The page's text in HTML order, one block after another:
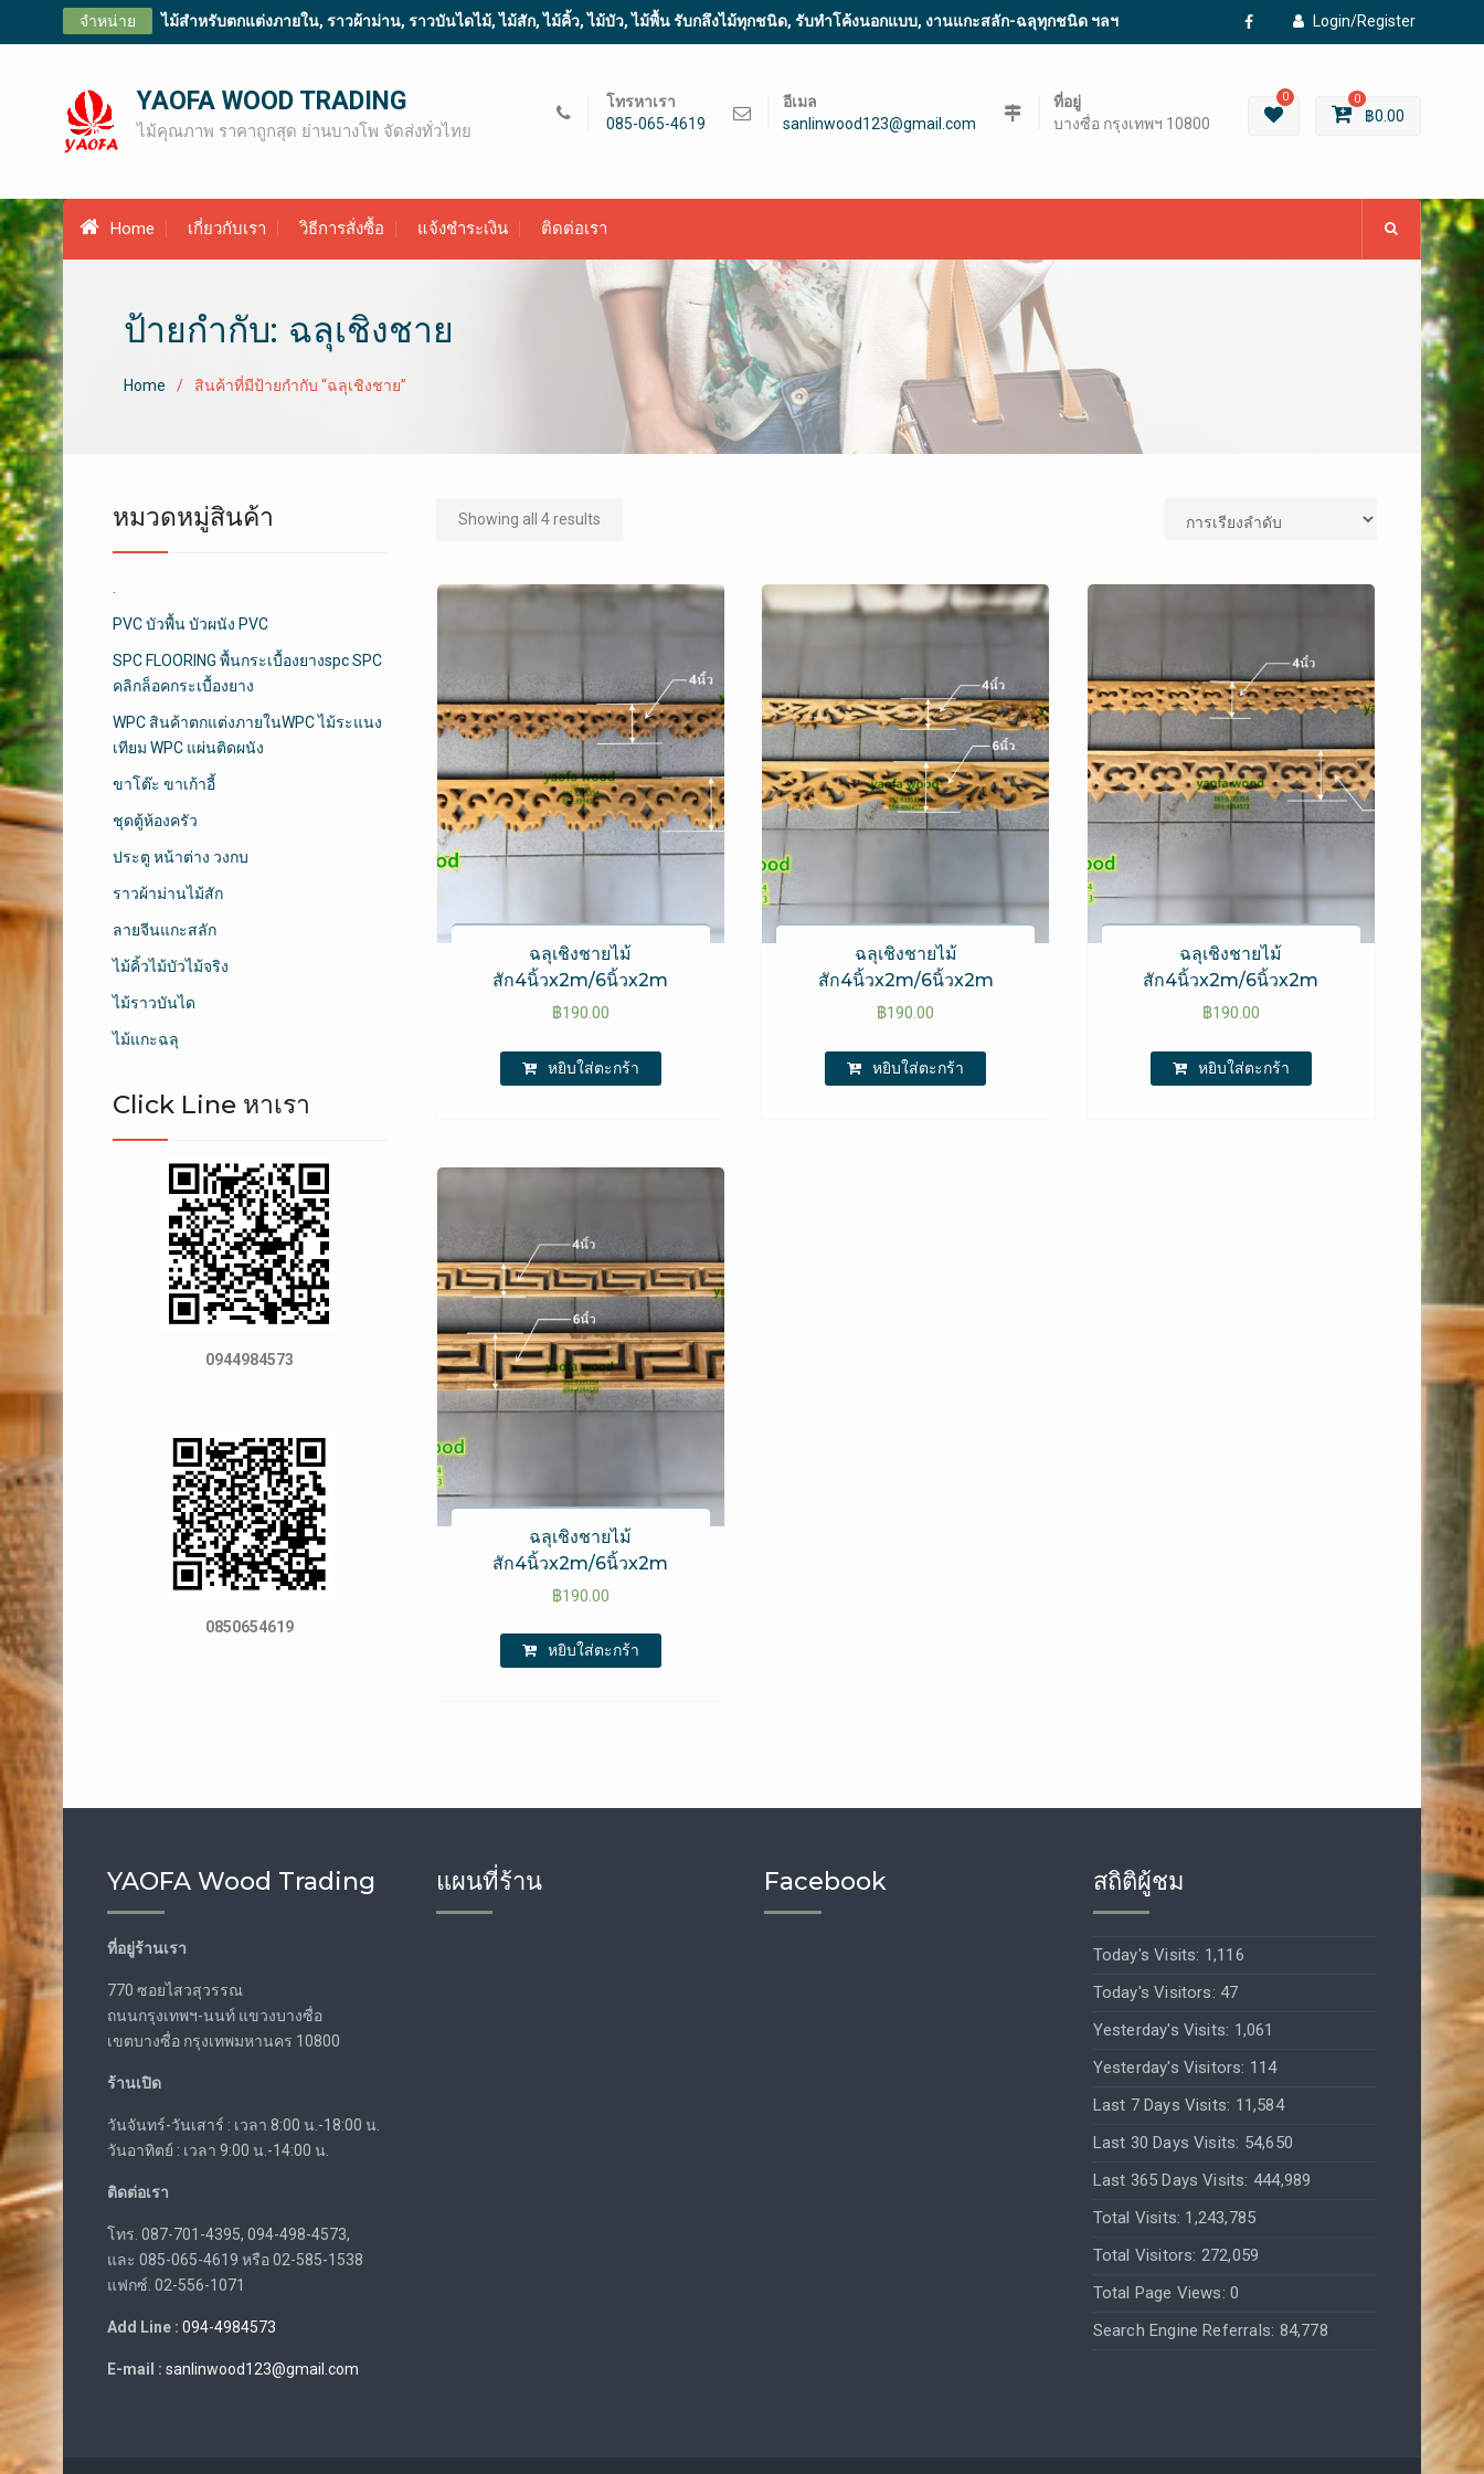
จำหน่าย ไม้สำหรับตกแต่งภายใน, ราวผ้าม่าน, ราวบันไดไม้, ไม้สัก, ไม้คิ้ว, ไม้บัว, ไม้พื้น รับกลึงไม้ทุกชนิด, รับทำโค้งนอกแบบ, งานแกะสลัก-ฉลุทุกชนิด ฯลฯ
Login/Register
Facebook
YAOFA WOOD TRADING
ไม้คุณภาพ ราคาถูกสุด ย่านบางโพ จัดส่งทั่วไทย
โทรหาเรา
085-065-4619
อีเมล
sanlinwood123@gmail.com
ที่อยู่
บางซื่อ กรุงเทพฯ 10800
0 0
฿0.00
Home เกี่ยวกับเรา วิธีการสั่งซื้อ แจ้งชำระเงิน ติดต่อเรา
ป้ายกำกับ: ฉลุเชิงชาย
Home สินค้าที่มีป้ายกำกับ “ฉลุเชิงชาย”
Showing all 4 results
ฉลุเชิงชายไม้
สัก4นิ้วx2m/6นิ้วx2m
฿190.00
หยิบใส่ตะกร้า
ฉลุเชิงชายไม้
สัก4นิ้วx2m/6นิ้วx2m
฿190.00
หยิบใส่ตะกร้า
ฉลุเชิงชายไม้
สัก4นิ้วx2m/6นิ้วx2m
฿190.00
หยิบใส่ตะกร้า
ฉลุเชิงชายไม้
สัก4นิ้วx2m/6นิ้วx2m
฿190.00
หยิบใส่ตะกร้า
หมวดหมู่สินค้า
PVC บัวพื้น บัวผนัง PVC
SPC FLOORING พื้นกระเบื้องยางspc SPC
คลิกล็อคกระเบื้องยาง
WPC สินค้าตกแต่งภายในWPC ไม้ระแนง
เทียม WPC แผ่นติดผนัง
ขาโต๊ะ ขาเก้าอี้
ชุดตู้ห้องครัว
ประตู หน้าต่าง วงกบ
ราวผ้าม่านไม้สัก
ลายจีนแกะสลัก
ไม้คิ้วไม้บัวไม้จริง
ไม้ราวบันได
ไม้แกะฉลุ
Click Line หาเรา
0944984573
0850654619
YAOFA Wood Trading
ที่อยู่ร้านเรา
770 ซอยไสวสุวรรณ
ถนนกรุงเทพฯ-นนท์ แขวงบางซื่อ
เขตบางซื่อ กรุงเทพมหานคร 10800
ร้านเปิด
วันจันทร์-วันเสาร์ : เวลา 8:00 น.-18:00 น.
วันอาทิตย์ : เวลา 9:00 น.-14:00 น.
ติดต่อเรา
โทร. 087-701-4395, 094-498-4573,
และ 085-065-4619 หรือ 02-585-1538
แฟกซ์. 02-556-1071
Add Line : 094-4984573
E-mail : sanlinwood123@gmail.com
แผนที่ร้าน Facebook สถิติผู้ชม
Today's Visits: 1,116
Today's Visitors:47
Yesterday's Visits: 1,061
Yesterday's Visitors: 114
Last 7 Days Visits: 11,584
Last 30 Days Visits: 54,650
Last 365 Days Visits: 444,989
Total Visits: 1,243,785
Total Visitors: 272,059
Total Page Views:0
Search Engine Referrals: 84,778